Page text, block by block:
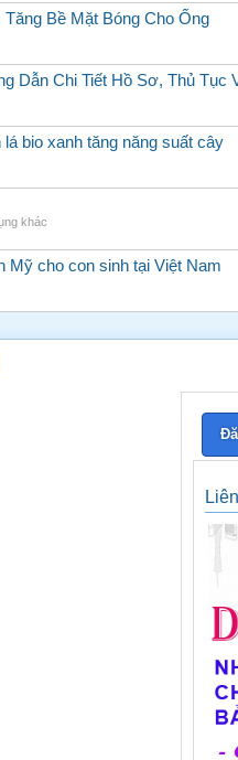
Bề Mặt Bóng Cho Ống
Dẫn Chi Tiết Hồ Sơ, Thủ Tục
bio xanh tăng năng suất cây
khác
Mỹ cho con sinh tại Việt Nam